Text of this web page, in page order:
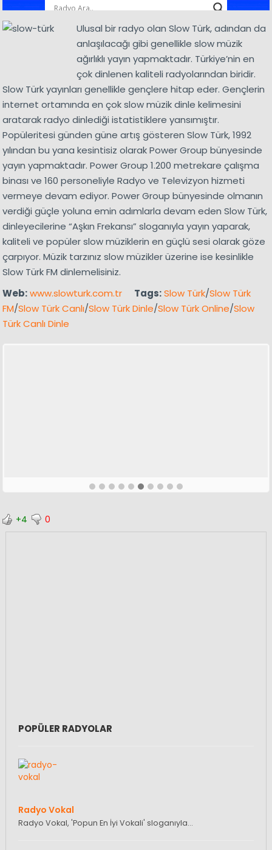
Ulusal bir radyo olan Slow Türk, adından da
anlaşılacağı gibi genellikle slow müzik
ağırlıklı yayın yapmaktadır. Türkiye’nin en
çok dinlenen kaliteli radyolarından biridir.
Slow Türk yayınları genellikle gençlere hitap eder. Gençlerin
internet ortamında en çok slow müzik dinle kelimesini
aratarak radyo dinlediği istatistiklere yansımıştır.
Popüleritesi günden güne artış gösteren Slow Türk, 1992
yılından bu yana kesintisiz olarak Power Group bünyesinde
yayın yapmaktadır. Power Group 1.200 metrekare çalışma
binası ve 160 personeliyle Radyo ve Televizyon hizmeti
vermeye devam ediyor. Power Group bünyesinde olmanın
verdiği güçle yoluna emin adımlarla devam eden Slow Türk,
dinleyecilerine “Aşkın Frekansı” sloganıyla yayın yaparak,
kaliteli ve popüler slow müziklerin en güçlü sesi olarak göze
çarpıyor. Müzik tarzınız slow müzikler üzerine ise kesinlikle
Slow Türk FM dinlemelisiniz.
Web:www.slowturk.com.tr Tags:Slow Türk/Slow Türk
FM/Slow Türk Canlı/Slow Türk Dinle/Slow Türk Online/Slow
Türk Canlı Dinle
+4 0
POPÜLER RADYOLAR
Radyo Vokal
Radyo Vokal, 'Popun En İyi Vokali' sloganıyla…